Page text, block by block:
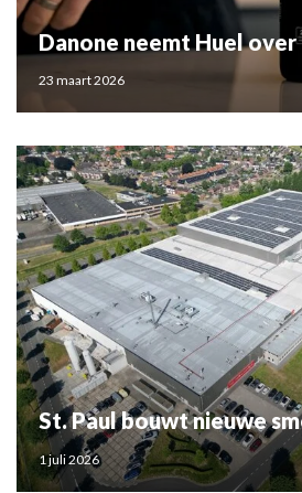
Danone neemt Huel over
23 maart 2026
St. Paul bouwt nieuwe
1 juli 2026